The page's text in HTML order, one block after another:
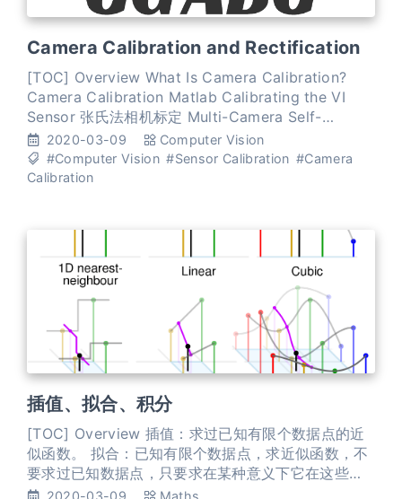
Camera Calibration and Rectification
[TOC] Overview What Is Camera Calibration?
Camera Calibration Matlab Calibrating the VI
Sensor 张氏法相机标定 Multi-Camera Self-
Calibration LIBCBDETECT: Corner and
Checkerboard Detection: MATLAB code for fu
2020-03-09
Computer Vision
#Computer Vision #Sensor Calibration #Camera
Calibration
插值、拟合、积分
[TOC] Overview 插值：求过已知有限个数据点的近
似函数。 拟合：已知有限个数据点，求近似函数，不
要求过已知数据点，只要求在某种意义下它在这些点
上的总偏差最小。 插值和拟合都是要根据一组数据构
2020-03-09 Maths